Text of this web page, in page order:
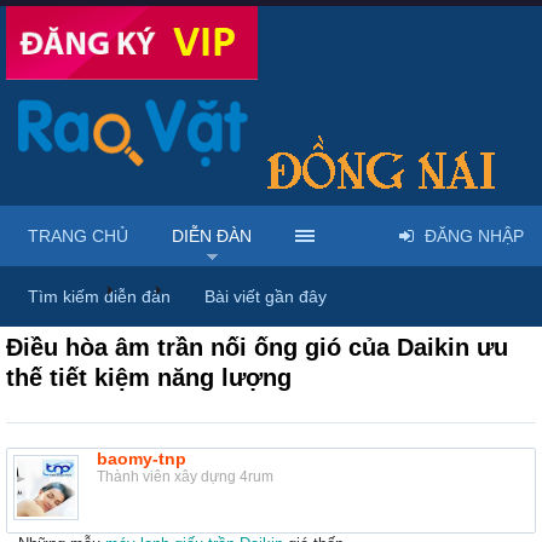
Diễn đàn ... Mua bán & sửa điện tử, điện lạnh
Điều hòa âm trần nối ống gió của Daikin ưu
thế tiết kiệm năng lượng
baomy-tnp
Thành viên xây dựng 4rum
TRANG CHỦ DIỄN ĐÀN
Tìm kiếm diễn đàn Bài viết gần đây
ĐĂNG NHẬP